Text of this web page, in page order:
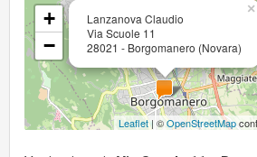
Lanzanova Claudio
Via Scuole 11
28021 - Borgomanero (Novara)
×
+
−
Leaflet| ©OpenStreetMap